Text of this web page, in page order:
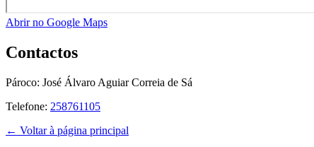
Abrir no Google Maps
Contactos
Pároco: José Álvaro Aguiar Correia de Sá
Telefone: 258761105
← Voltar à página principal